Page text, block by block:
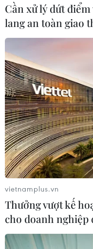
Nắng nóng tại
thi tốt nghiệp
21/06/2017 23:39
Khu vực Thủ đô Hà
nhiệt độ cao nhất
nơi trên 35 độ C.
Cần xử lý dứt
lang an toàn giao
vietnamplus.vn
Thưởng vượt kế
cho doanh nghiệp